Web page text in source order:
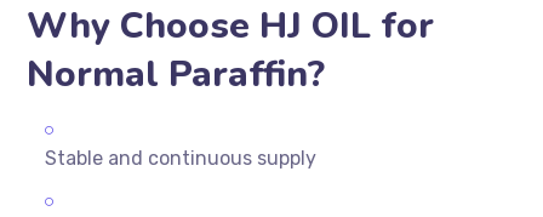
Why Choose HJ OIL for
Normal Paraffin?
Stable and continuous supply